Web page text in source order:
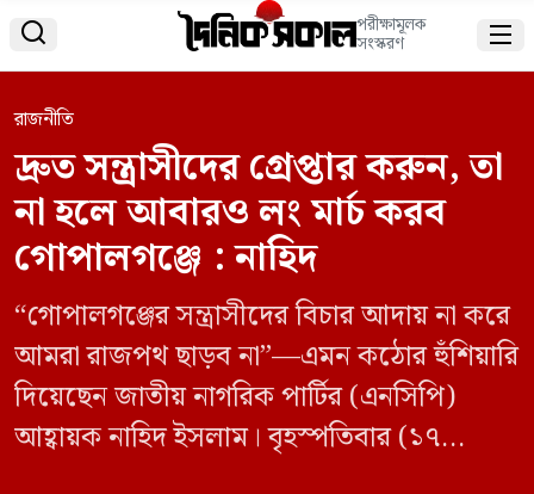
 পরীক্ষামূলক
সংস্করণ 
রাজনীতি
দ্রুত সন্ত্রাসীদের গ্রেপ্তার করুন, তা
না হলে আবারও লং মার্চ করব
গোপালগঞ্জে : নাহিদ
“গোপালগঞ্জের সন্ত্রাসীদের বিচার আদায় না করে
আমরা রাজপথ ছাড়ব না”—এমন কঠোর হুঁশিয়ারি
দিয়েছেন জাতীয় নাগরিক পার্টির (এনসিপি)
আহ্বায়ক নাহিদ ইসলাম। বৃহস্পতিবার (১৭